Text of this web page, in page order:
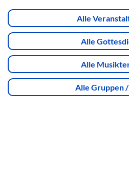
Alle
Alle
Alle
Alle Gruppen